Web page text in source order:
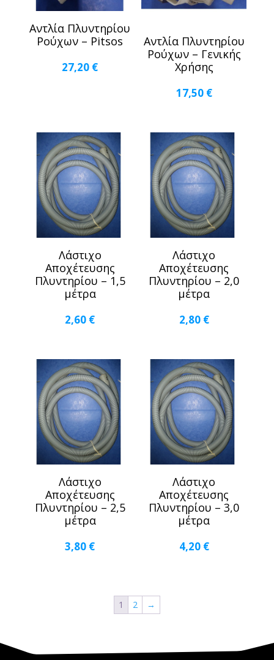
Αντλία Πλυντηρίου
Ρούχων – Pitsos
27,20 €
Αντλία Πλυντηρίου
Ρούχων – Γενικής
Χρήσης
17,50 €
Λάστιχο
Αποχέτευσης
Πλυντηρίου – 1,5
μέτρα
2,60 €
Λάστιχο
Αποχέτευσης
Πλυντηρίου – 2,0
μέτρα
2,80 €
Λάστιχο
Αποχέτευσης
Πλυντηρίου – 2,5
μέτρα
3,80 €
Λάστιχο
Αποχέτευσης
Πλυντηρίου – 3,0
μέτρα
4,20 €
1 2 →